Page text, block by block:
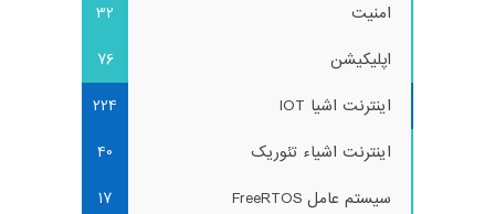
امنیت
32
اپلیکیشن
76
اینترنت اشیا IOT
224
اینترنت اشیاء تئوریک
40
سیستم عامل FreeRTOS
17